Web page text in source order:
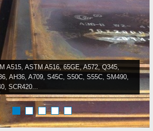
A515, ASTM A516, 65GE, A572, Q345,
AH36, A709, S45C, S50C, S55C, SM490,
SCR420...
HỘI
(0274) 3729 333
COPYRIGHT 2016. ALL RIGHTS RESERVED